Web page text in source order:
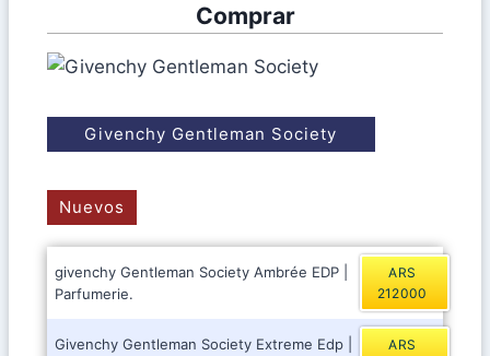
Comprar
Givenchy Gentleman Society
Nuevos
givenchy Gentleman Society Ambrée EDP |
Parfumerie.
ARS
212000
Givenchy Gentleman Society Extreme Edp |
ARS